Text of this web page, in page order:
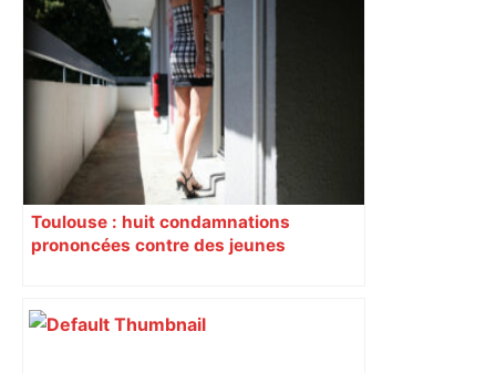
Vidéo. À Toulouse, ce nouveau bar à
flans fait carton plein un mois après
son ouverture – Actu.fr
Toulouse : huit condamnations
prononcées contre des jeunes